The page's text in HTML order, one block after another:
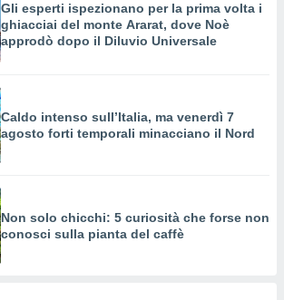
Gli esperti ispezionano per la prima volta i
ghiacciai del monte Ararat, dove Noè
approdò dopo il Diluvio Universale
Caldo intenso sull’Italia, ma venerdì 7
agosto forti temporali minacciano il Nord
Non solo chicchi: 5 curiosità che forse non
conosci sulla pianta del caffè